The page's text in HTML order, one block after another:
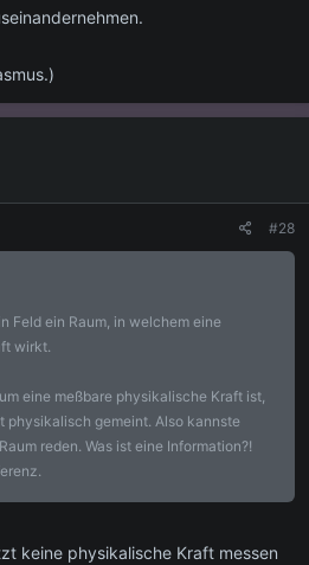
#28
Feld ein Raum, in welchem eine
wirkt.
eine meßbare physikalische Kraft ist,
physikalisch gemeint. Also kannste
reden. Was ist eine Information?!
keine physikalische Kraft messen